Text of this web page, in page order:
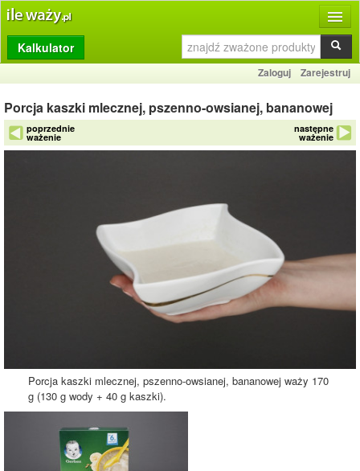
Produkty
Dziennik
Przelicznik
Porównywarka
Kalkulator
Zaloguj Zarejestruj
Porcja kaszki mlecznej, pszenno-owsianej, bananowej
poprzednie
ważenie
następne
ważenie
Porcja kaszki mlecznej, pszenno-owsianej, bananowej waży 170
g (130 g wody + 40 g kaszki).